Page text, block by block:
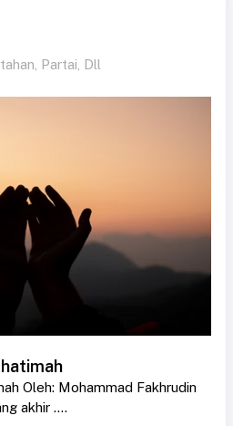
Partai, Dll
Oleh: Mohammad Fakhrudin
akhir ....